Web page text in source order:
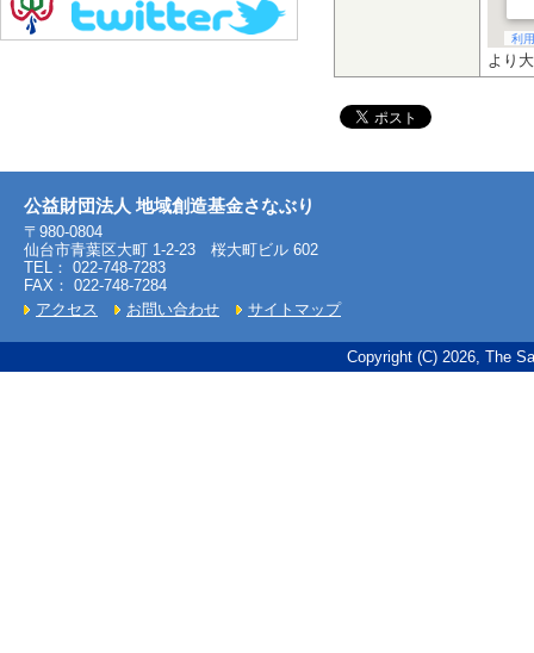
より
公益財団法人 地域創造基金さなぶり
〒980-0804
仙台市青葉区大町 1-2-23 桜大町ビル 602
TEL： 022-748-7283
FAX： 022-748-7284
アクセス
お問い合わせ サイトマップ
Copyright (C) 2026, The